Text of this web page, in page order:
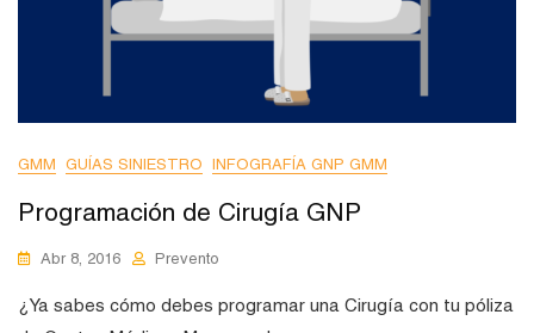
GMM GUÍAS SINIESTRO INFOGRAFÍA GNP GMM
Programación de Cirugía GNP
Abr 8, 2016 Prevento
¿Ya sabes cómo debes programar una Cirugía con tu póliza